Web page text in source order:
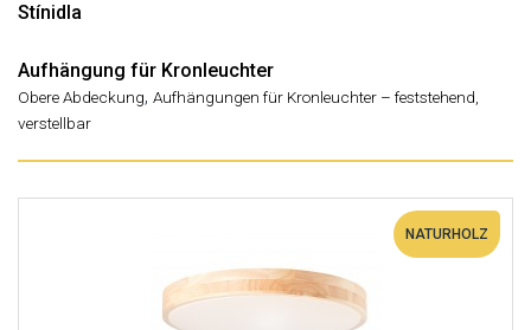
Stínidla
Aufhängung für Kronleuchter
Obere Abdeckung, Aufhängungen für Kronleuchter – feststehend,
verstellbar
NATURHOLZ